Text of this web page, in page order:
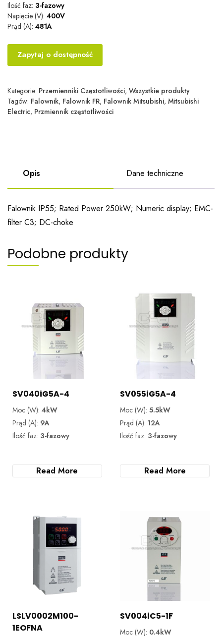
Ilość faz: 3-fazowy
Napięcie (V): 400V
Prąd (A): 481A
Zapytaj o dostępność
Kategorie: Przemienniki Częstotliwości, Wszystkie produkty
Tagów: Falownik, Falownik FR, Falownik Mitsubishi, Mitsubishi
Electric, Przmiennik częstotliwości
Opis Dane techniczne
Falownik IP55; Rated Power 250kW; Numeric display; EMC-
filter C3; DC-choke
Podobne produkty
SV040iG5A-4
Moc (W): 4kW
Prąd (A): 9A
Ilość faz: 3-fazowy
Read More
SV055iG5A-4
Moc (W):5.5kW
Prąd (A):12A
Ilość faz: 3-fazowy
Read More
LSLV0002M100-
1EOFNA
SV004iC5-1F
Moc (W): 0.4kW